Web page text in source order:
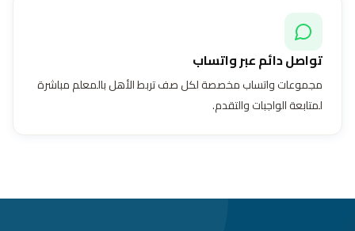
تواصل دائم عبر واتساب
مجموعات واتساب مخصصة لكل صف تربط الأهل بالمعلم مباشرة
لمتابعة الواجبات والتقدم.